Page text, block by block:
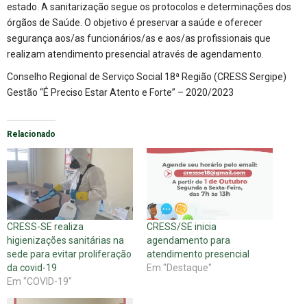
estado. A sanitarização segue os protocolos e determinações dos
órgãos de Saúde. O objetivo é preservar a saúde e oferecer
segurança aos/as funcionários/as e aos/as profissionais que
realizam atendimento presencial através de agendamento.
Conselho Regional de Serviço Social 18ª Região (CRESS Sergipe)
Gestão “É Preciso Estar Atento e Forte” – 2020/2023
Relacionado
CRESS-SE realiza
higienizações sanitárias na
sede para evitar proliferação
da covid-19
Em "COVID-19"
CRESS/SE inicia
agendamento para
atendimento presencial
Em "Destaque"